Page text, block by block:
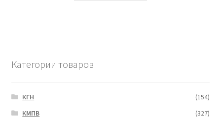
Категории товаров
КГН
(154)
КМПВ
(327)